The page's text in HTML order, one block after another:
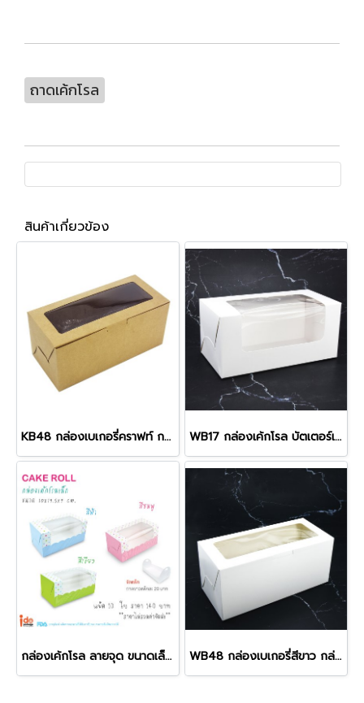
ถาดเค้กโรล
สินค้าเกี่ยวข้อง
KB48 กล่องเบเกอรี่คราฟท์ กล่องบัตเตอร์เค้ก WB17 กล่องเค้กโรล บัตเตอร์เค้ก
กล่องเค้กโรล ลายจุด ขนาดเล็ก (Roll1) WB48 กล่องเบเกอรี่สีขาว กล่องบัตเตอร์เค้ก